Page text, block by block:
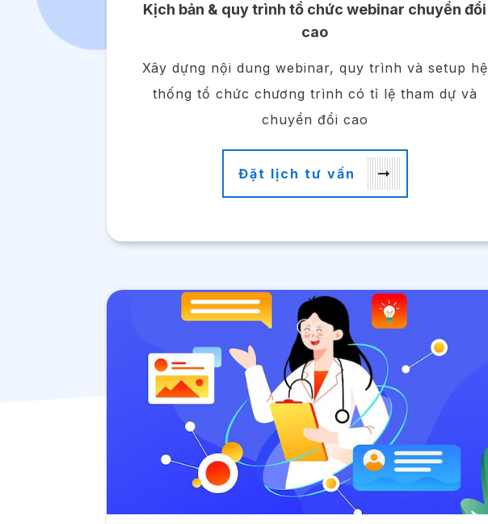
Kịch bản & quy trình tổ chức webinar chuyển đổi
cao
Xây dựng nội dung webinar, quy trình và setup hệ
thống tổ chức chương trình có tỉ lệ tham dự và
chuyển đổi cao
Đặt lịch tư vấn